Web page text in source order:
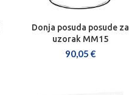
DODAJ U KOŠARICU
Donja posuda posude za
uzorak MM15
90,05 €